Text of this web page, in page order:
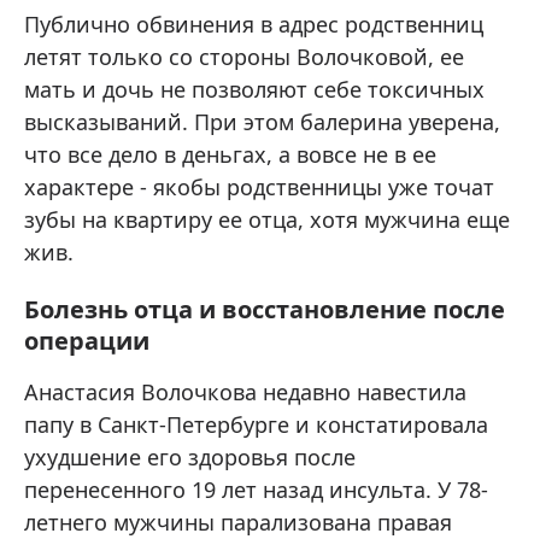
Публично обвинения в адрес родственниц
летят только со стороны Волочковой, ее
мать и дочь не позволяют себе токсичных
высказываний. При этом балерина уверена,
что все дело в деньгах, а вовсе не в ее
характере - якобы родственницы уже точат
зубы на квартиру ее отца, хотя мужчина еще
жив.
Болезнь отца и восстановление после
операции
Анастасия Волочкова недавно навестила
папу в Санкт-Петербурге и констатировала
ухудшение его здоровья после
перенесенного 19 лет назад инсульта. У 78-
летнего мужчины парализована правая